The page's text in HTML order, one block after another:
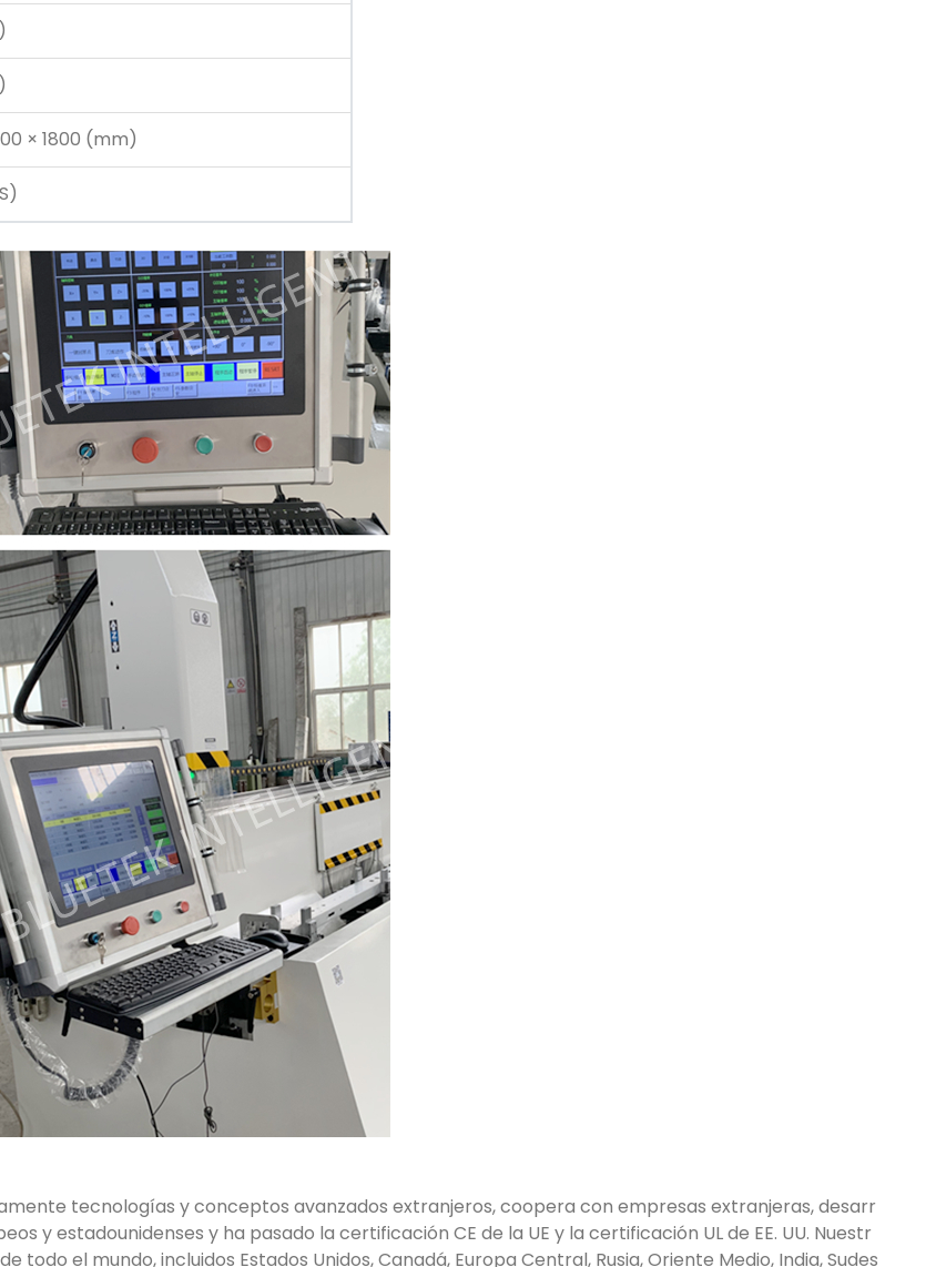
× 1600 × 1800 (mm)
tecnologías y conceptos avanzados extranjeros, coopera con empresas extranjeras, desarr
y estadounidenses y ha pasado la certificación CE de la UE y la certificación UL de EE. UU. Nuestr
el mundo, incluidos Estados Unidos, Canadá, Europa Central, Rusia, Oriente Medio, India, Sudes